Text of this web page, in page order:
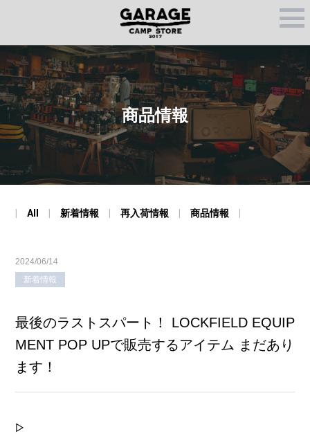
M
U
商品情報
All 新着情報 再入荷情報 商品情報
2024/06/14
新着情報
最後のラストスパート！ LOCKFIELD EQUIP
MENT POP UPで販売するアイテム まだあり
ます！
▷